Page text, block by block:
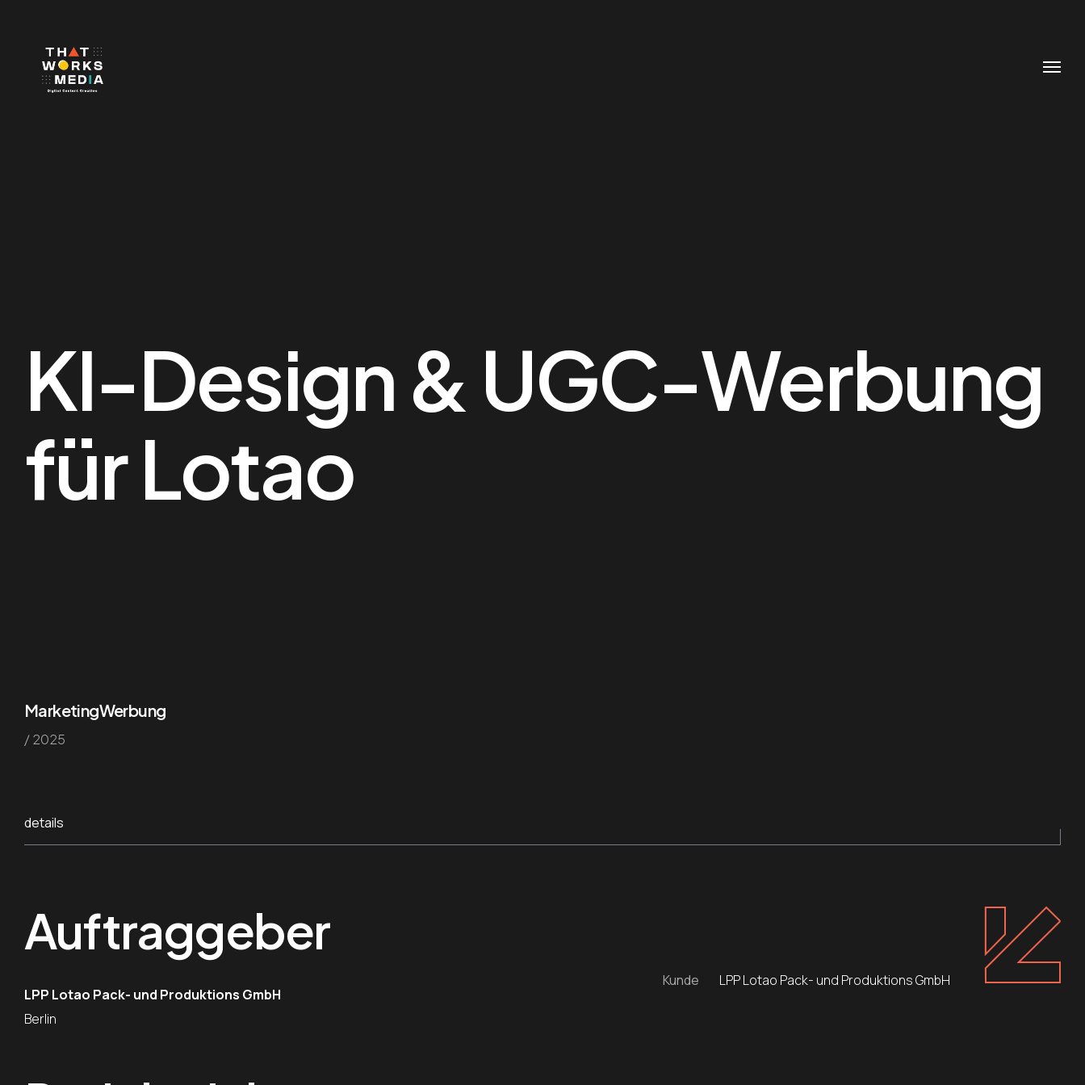
KI-Design & UGC-Werbung
für Lotao
MarketingWerbung
/ 2025
details
Auftraggeber
LPP Lotao Pack- und Produktions GmbH
Berlin
Kunde LPP Lotao Pack- und Produktions GmbH